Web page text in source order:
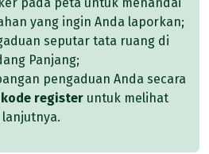
yang ingin Anda laporkan;
seputar tata ruang di
Panjang;
pengaduan Anda secara
kode register untuk melihat